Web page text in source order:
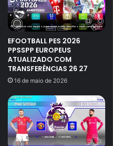
EFOOTBALL PES 2026
PPSSPP EUROPEUS
ATUALIZADO COM
TRANSFERÊNCIAS 26 27
16 de maio de 2026